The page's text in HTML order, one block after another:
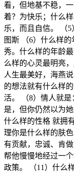
看，但地基不稳，
着？为快乐；什么
乐，而且自信。 （
图斯 （6）什么样
秀。什么样的年龄
么样的心灵最明亮
人生最美好，海燕
的想法就有什么样
活。 （8）情人就
是，但你仍然以为
什么样的性格 就拥
理你是什么样的肤
有贡献，忠诚、肯
帮他慢慢地经过一
政策。 （11）什么